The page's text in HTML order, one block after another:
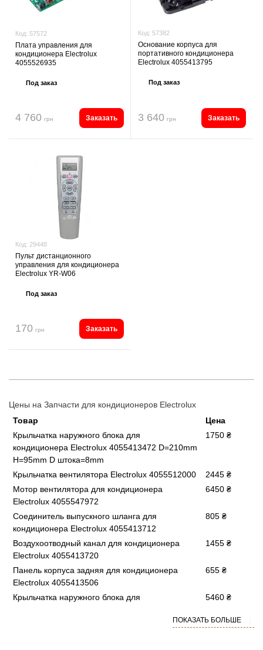
Код: 57572
Плата управления для
кондиционера Electrolux
4055526935
Под заказ
4 760 грн Заказать
Код: 57382
Основание корпуса для
портативного кондиционера
Electrolux 4055413795
Под заказ
3 640 грн Заказать
Код: 29448
Пульт дистанционного
управления для кондиционера
Electrolux YR-W06
Под заказ
170 грн Заказать
Цены на Запчасти для кондиционеров Electrolux
Товар
Цена
Крыльчатка наружного блока для
кондиционера Electrolux 4055413472 D=210mm
H=95mm D штока=8mm
1750 ₴
Крыльчатка вентилятора Electrolux 4055512000
2445 ₴
Мотор вентилятора для кондиционера
Electrolux 4055547972
6450 ₴
Соединитель выпускного шланга для
кондиционера Electrolux 4055413712
805 ₴
Воздухоотводный канал для кондиционера
Electrolux 4055413720
1455 ₴
Панель корпуса задняя для кондиционера
Electrolux 4055413506
655 ₴
Крыльчатка наружного блока для
5460 ₴
ПОКАЗАТЬ БОЛЬШЕ